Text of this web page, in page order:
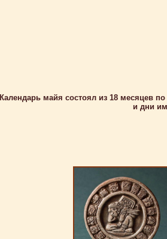
Календарь майя состоял из 18 месяцев
и дни